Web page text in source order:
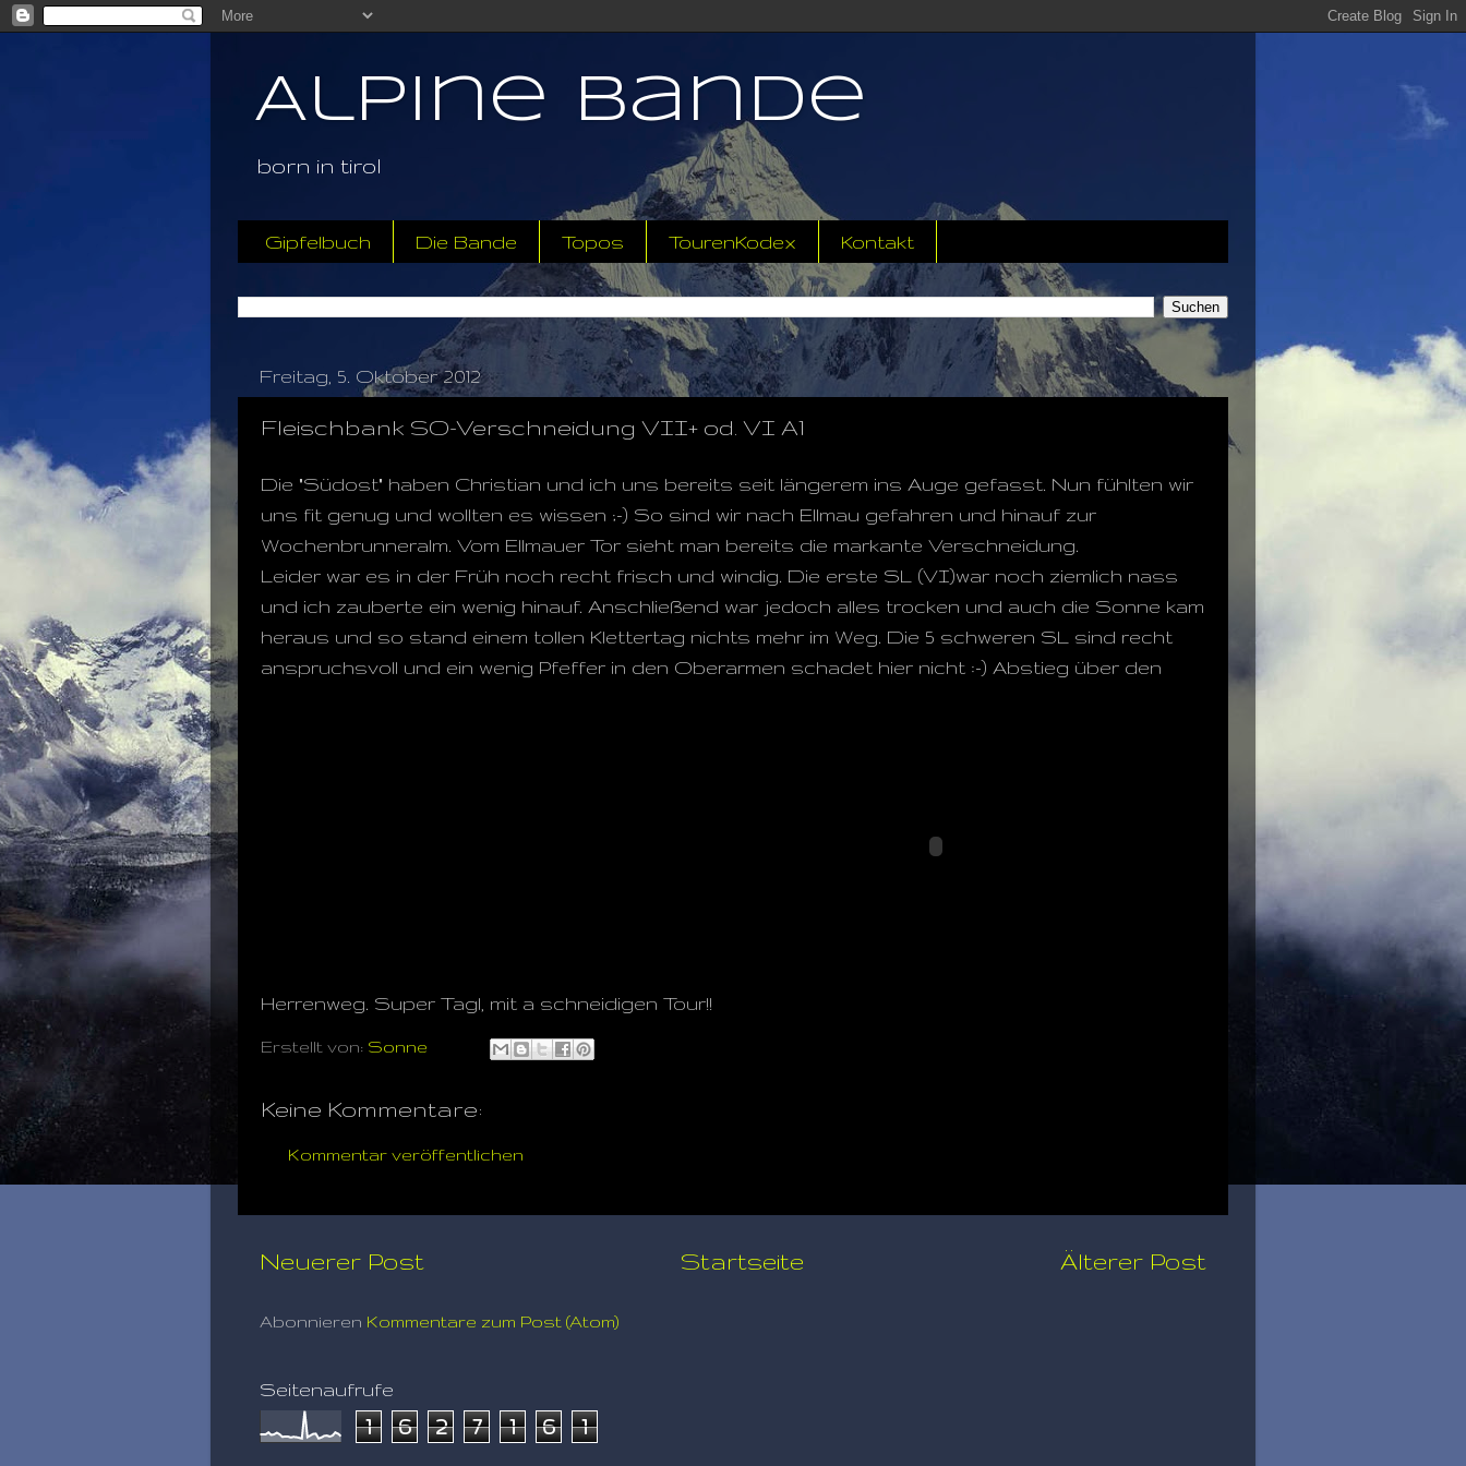
Alpine Bande
born in tirol
Gipfelbuch Die Bande Topos TourenKodex Kontakt
Freitag, 5. Oktober 2012
Fleischbank SO-Verschneidung VII+ od. VI A1
Die "Südost" haben Christian und ich uns bereits seit längerem ins Auge gefasst. Nun fühlten wir
uns fit genug und wollten es wissen ;-) So sind wir nach Ellmau gefahren und hinauf zur
Wochenbrunneralm. Vom Ellmauer Tor sieht man bereits die markante Verschneidung.
Leider war es in der Früh noch recht frisch und windig. Die erste SL (VI)war noch ziemlich nass
und ich zauberte ein wenig hinauf. Anschließend war jedoch alles trocken und auch die Sonne kam
heraus und so stand einem tollen Klettertag nichts mehr im Weg. Die 5 schweren SL sind recht
anspruchsvoll und ein wenig Pfeffer in den Oberarmen schadet hier nicht :-) Abstieg über den
Herrenweg. Super Tagl, mit a schneidigen Tour!!
Erstellt von: Sonne
Keine Kommentare:
Kommentar veröffentlichen
Neuerer Post Älterer Post
Startseite
Abonnieren Kommentare zum Post (Atom)
Seitenaufrufe
1 6 2 7 1 6 1